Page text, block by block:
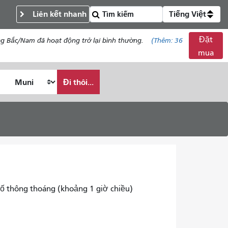
Liên kết nhanh Tiếng Việt
Bắc/Nam đã hoạt động trở lại bình thường. (Thêm: 36
Đặt
mua
Đi thôi...
thông thoáng (khoảng 1 giờ chiều)